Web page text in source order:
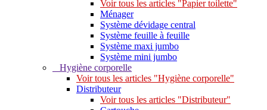
Voir tous les articles "Papier toilette"
Ménager
Système dévidage central
Système feuille à feuille
Système maxi jumbo
Système mini jumbo
Hygiène corporelle
Voir tous les articles "Hygiène corporelle"
Distributeur
Voir tous les articles "Distributeur"